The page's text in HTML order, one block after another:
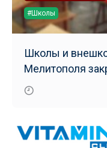
#Школы
Школы и внешкольные учреждения
Мелитополя